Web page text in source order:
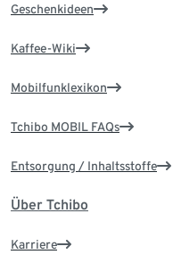
Geschenkideen
Kaffee-Wiki
Mobilfunklexikon
Tchibo MOBIL FAQs
Entsorgung / Inhaltsstoffe
Über Tchibo
Karriere